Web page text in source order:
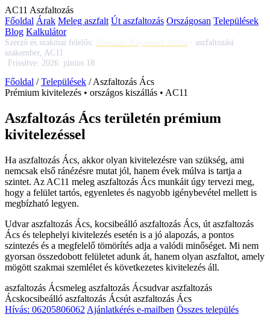
AC11 Aszfaltozás
Főoldal Árak Meleg aszfalt Út aszfaltozás Országosan Települések
Blog Kalkulátor
Szerző és szakmai felelős: · aszfaltozási
szakember, AC11
Frissítve: 2026. június 18.
Főoldal /Települések /Aszfaltozás Ács
Prémium kivitelezés • országos kiszállás • AC11
Aszfaltozás Ács területén prémium
kivitelezéssel
Ha aszfaltozás Ács, akkor olyan kivitelezésre van szükség, ami
nemcsak első ránézésre mutat jól, hanem évek múlva is tartja a
szintet. Az AC11 meleg aszfaltozás Ács munkáit úgy tervezi meg,
hogy a felület tartós, egyenletes és nagyobb igénybevétel mellett is
megbízható legyen.
Udvar aszfaltozás Ács, kocsibeálló aszfaltozás Ács, út aszfaltozás
Ács és telephelyi kivitelezés esetén is a jó alapozás, a pontos
szintezés és a megfelelő tömörítés adja a valódi minőséget. Mi nem
gyorsan összedobott felületet adunk át, hanem olyan aszfaltot, amely
mögött szakmai szemlélet és következetes kivitelezés áll.
aszfaltozás Ácsmeleg aszfaltozás Ácsudvar aszfaltozás
Ácskocsibeálló aszfaltozás Ácsút aszfaltozás Ács
Hívás: 06205806062 Ajánlatkérés e-mailben Összes település